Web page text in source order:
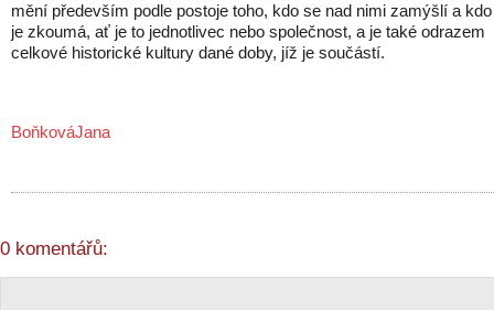
mění především podle postoje toho, kdo se nad nimi zamýšlí a kdo
je zkoumá, ať je to jednotlivec nebo společnost, a je také odrazem
celkové historické kultury dané doby, jíž je součástí.
BoňkováJana
0 komentářů: